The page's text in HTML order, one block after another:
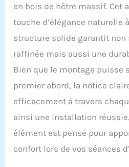
le
90°
plus
ajusté
de
: le
rail,
en bois de hêtre massif. Cet
touche d’élégance naturelle
structure solide garantit non
raffinée mais aussi une
Bien que le montage puisse
premier abord, la notice
efficacement à travers
ainsi une installation
élément est pensé pour
confort lors de vos séances